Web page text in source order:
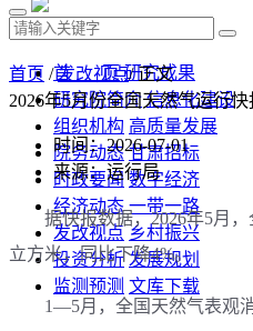
首 页 研究成果
研究院简介 信息化建设
组织机构 高质量发展
院务动态 甘肃招标
时政要闻 数字经济
经济动态 一带一路
发改视点 乡村振兴
投资分析 发展规划
监测预测 文库下载
首页 /发改视点/ 正文
2026年5月份全国天然气运行快
时间：2026-07-01
来源：运行局
据快报数据，2026年5月
立方米，同比下降4%。
1—5月，全国天然气表观消